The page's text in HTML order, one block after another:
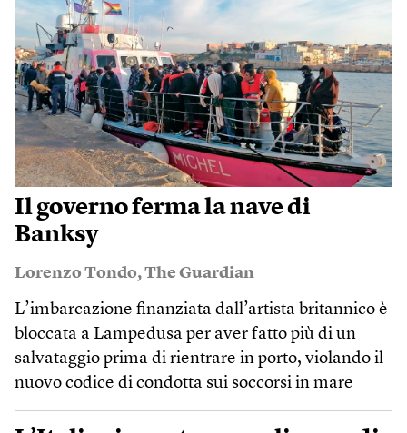
Il governo ferma la nave di
Banksy
Lorenzo Tondo,The Guardian
L’imbarcazione finanziata dall’artista britannico è
bloccata a Lampedusa per aver fatto più di un
salvataggio prima di rientrare in porto, violando il
nuovo codice di condotta sui soccorsi in mare